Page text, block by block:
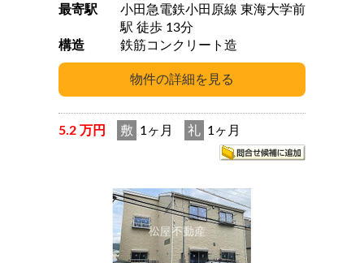
最寄駅
小田急電鉄小田原線 東海大学前
駅 徒歩 13分
構造
鉄筋コンクリート造
5.2 万円 敷 1ヶ月 礼 1ヶ月